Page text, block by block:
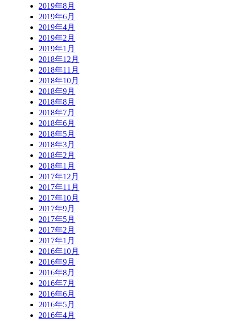
2019年8月
2019年6月
2019年4月
2019年2月
2019年1月
2018年12月
2018年11月
2018年10月
2018年9月
2018年8月
2018年7月
2018年6月
2018年5月
2018年3月
2018年2月
2018年1月
2017年12月
2017年11月
2017年10月
2017年9月
2017年5月
2017年2月
2017年1月
2016年10月
2016年9月
2016年8月
2016年7月
2016年6月
2016年5月
2016年4月